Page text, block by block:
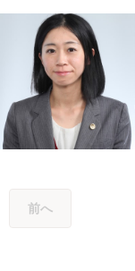
前へ